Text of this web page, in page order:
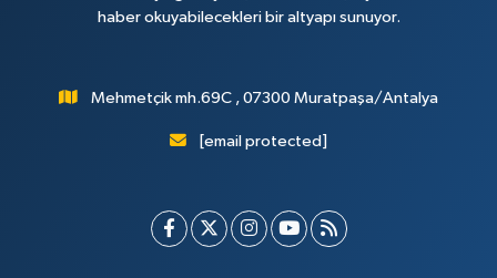
haber okuyabilecekleri bir altyapı sunuyor.
Mehmetçik mh.69C , 07300 Muratpaşa/Antalya
[email protected]